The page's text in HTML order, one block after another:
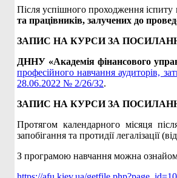
Після успішного проходження іспиту
та працівників, залучених до
ЗАПИС НА КУРСИ ЗА
ДННУ «Академія фінансового
професійного навчання аудиторів,
28.06.2022 № 2/26/32.
ЗАПИС НА КУРСИ ЗА
Протягом календарного місяця
запобігання та протидії
З програмою навчання можна